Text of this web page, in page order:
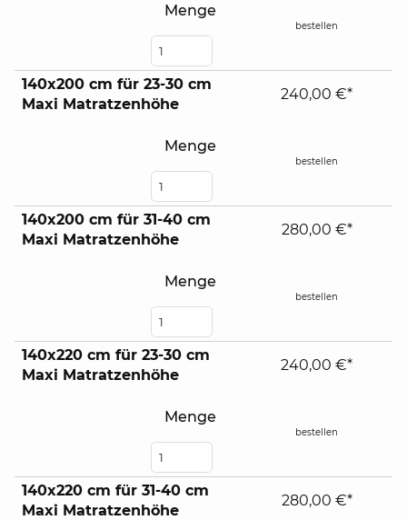
Menge
bestellen
140x200 cm für 23-30 cm
Maxi Matratzenhöhe
Menge
240,00 €*
bestellen
140x200 cm für 31-40 cm
Maxi Matratzenhöhe
Menge
280,00 €*
bestellen
140x220 cm für 23-30 cm
Maxi Matratzenhöhe
Menge
240,00 €*
bestellen
140x220 cm für 31-40 cm
Maxi Matratzenhöhe
280,00 €*